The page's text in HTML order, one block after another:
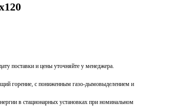
поставки и цены уточняйте у менеджера.
горение, с пониженным газо-дымовыделением и
в стационарных установках при номинальном